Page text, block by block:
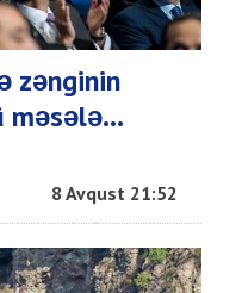
zənginin
məsələ...
8 Avqust 21:52